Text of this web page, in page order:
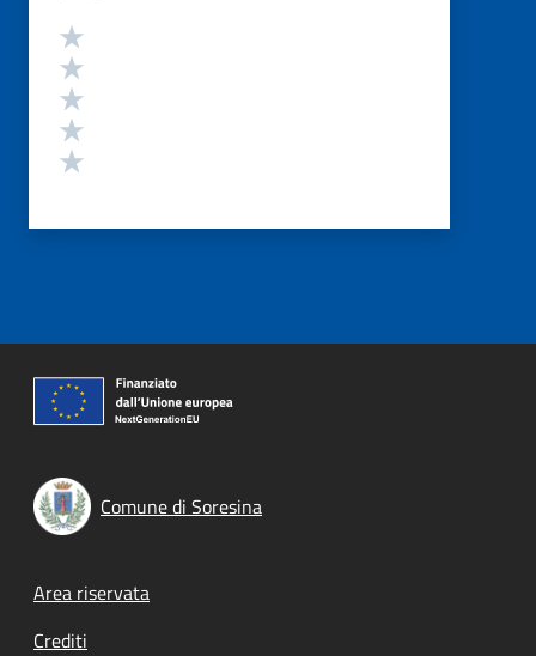
Valutazione
Comune di Soresina
Footer menu
Area riservata
Crediti